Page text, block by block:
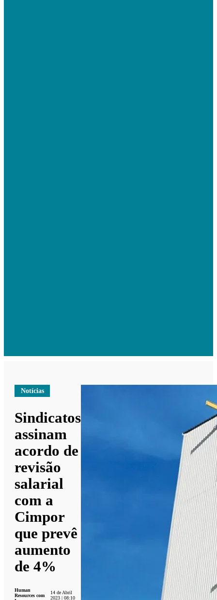
Notícias
Sindicatos
assinam
acordo de
revisão
salarial
com a
Cimpor
que prevê
aumento
de 4%
Human
Resources com
14 de Abril
2023 | 08:10